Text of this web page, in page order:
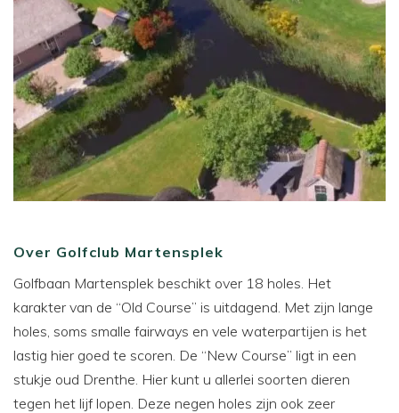
Over Golfclub Martensplek
Golfbaan Martensplek beschikt over 18 holes. Het
karakter van de “Old Course” is uitdagend. Met zijn lange
holes, soms smalle fairways en vele waterpartijen is het
lastig hier goed te scoren. De “New Course” ligt in een
stukje oud Drenthe. Hier kunt u allerlei soorten dieren
tegen het lijf lopen. Deze negen holes zijn ook zeer